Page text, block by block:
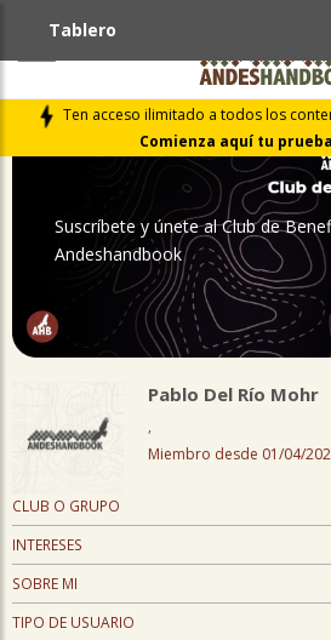
Ten acceso ilimitado a todos los
Comienza aquí tu
Tablero
Suscríbete y únete al Club de
Andeshandbook
Pablo Del Río Mohr
,
Miembro desde 01/04/
CLUB O GRUPO
INTERESES
SOBRE MI
TIPO DE USUARIO